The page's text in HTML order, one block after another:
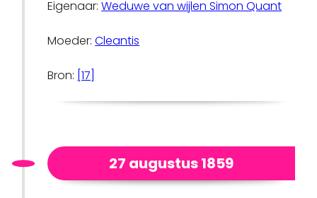
Eigenaar:Weduwe van wijlen Simon Quant
Moeder:Cleantis
Bron: [17]
27 augustus 1859